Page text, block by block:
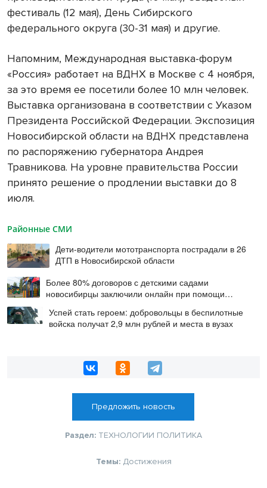
фестиваль (12 мая), День Сибирского
федерального округа (30-31 мая) и другие.
Напомним, Международная выставка-форум
«Россия» работает на ВДНХ в Москве с 4 ноября,
за это время ее посетили более 10 млн человек.
Выставка организована в соответствии с Указом
Президента Российской Федерации. Экспозиция
Новосибирской области на ВДНХ представлена
по распоряжению губернатора Андрея
Травникова. На уровне правительства России
принято решение о продлении выставки до 8
июля.
Районные СМИ
Дети-водители мототранспорта пострадали в 26
ДТП в Новосибирской области
Более 80% договоров с детскими садами
новосибирцы заключили онлайн при помощи
Успей стать героем: добровольцы в беспилотные
войска получат 2,9 млн рублей и места в вузах
Предложить новость
Раздел: ТЕХНОЛОГИИ ПОЛИТИКА
Темы: Достижения